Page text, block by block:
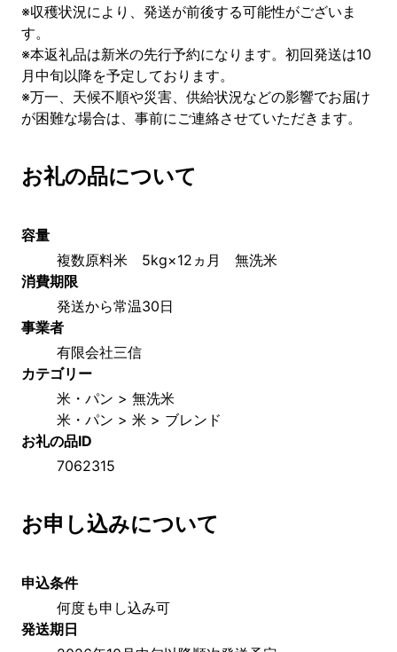
※収穫状況により、発送が前後する可能性がございま
す。
※本返礼品は新米の先行予約になります。初回発送は10
月中旬以降を予定しております。
※万一、天候不順や災害、供給状況などの影響でお届け
が困難な場合は、事前にご連絡させていただきます。
お礼の品について
容量
複数原料米　5kg×12ヵ月　無洗米
消費期限
発送から常温30日
事業者
有限会社三信
カテゴリー
米・パン > 無洗米
米・パン > 米 > ブレンド
お礼の品ID
7062315
お申し込みについて
申込条件
何度も申し込み可
発送期日